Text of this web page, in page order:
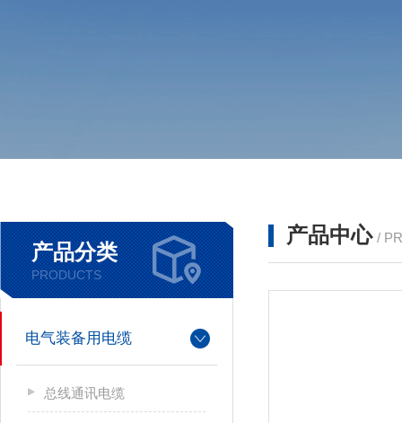
产品分类
PRODUCTS
电气装备用电缆
总线通讯电缆
产品中心 /